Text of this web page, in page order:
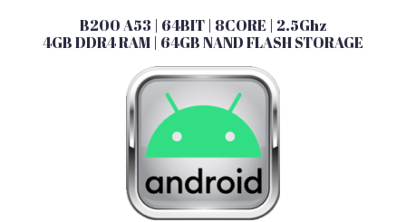
B200 A53 | 64BIT | 8CORE | 2.5Ghz
4GB DDR4 RAM | 64GB NAND FLASH STORAGE